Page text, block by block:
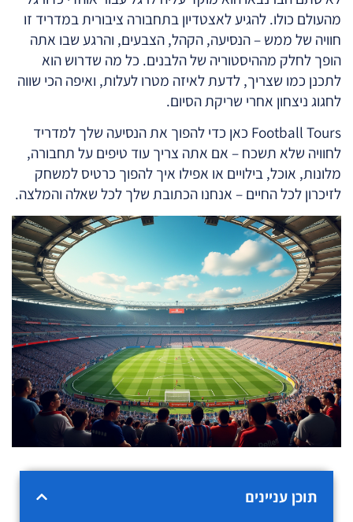
מהעולם כולו. להגיע לאצטדיון בתחבורה ציבורית במדריד זו
חוויה של ממש – הנסיעה, הקהל, הצבעים, והרגע שבו אתה
הופך לחלק מההיסטוריה של הלבנים. כל מה שדרוש הוא
לתכנן כמו שצריך, לדעת לאיזה מטרו לעלות, ואיפה הכי שווה
לחגוג ניצחון אחרי שריקת הסיום.
Football Tours כאן כדי להפוך את הנסיעה שלך למדריד
לחוויה שלא תשכח – אם אתה צריך עוד טיפים על תחבורה,
מלונות, אוכל, בילויים או אפילו איך להפוך כרטיס למשחק
לזיכרון לכל החיים – אנחנו הכתובת שלך לכל שאלה והמלצה.
תוכן עניינים